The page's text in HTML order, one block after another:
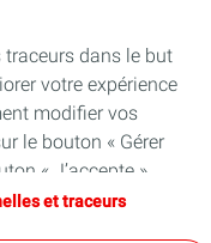
(CGU)
dans le but
votre expérience
modifier vos
le bouton « Gérer
« J’accepte »,
des cookies. Dans le
et traceurs